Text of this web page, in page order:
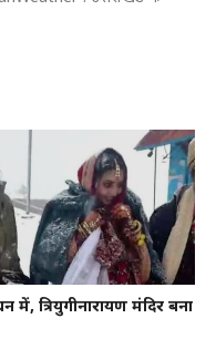
त्रियुगीनारायण मंदिर बना